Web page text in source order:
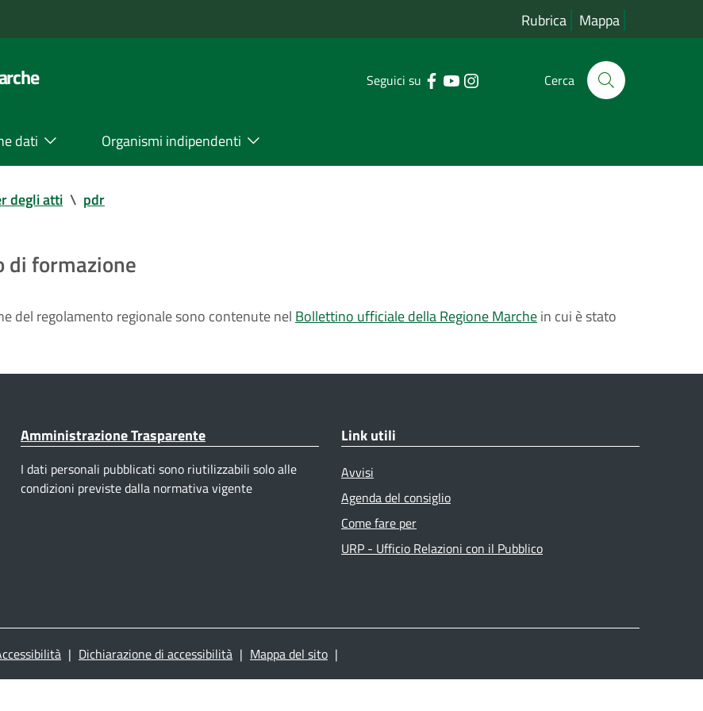
Rubrica Mappa
Seguici su Cerca
dati Organismi indipendenti
degli atti \ pdr
di formazione
del regolamento regionale sono contenute nel Bollettino ufficiale della Regione Marchein cui è stato
Amministrazione Trasparente
I dati personali pubblicati sono riutilizzabili solo alle
condizioni previste dalla normativa vigente
Link utili
Avvisi
Agenda del consiglio
Come fare per
URP - Ufficio Relazioni con il Pubblico
| Dichiarazione di accessibilità | Mappa del sito |